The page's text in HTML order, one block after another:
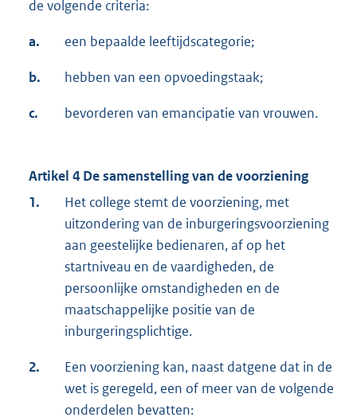
de volgende criteria:
a. een bepaalde leeftijdscategorie;
b. hebben van een opvoedingstaak;
c. bevorderen van emancipatie van vrouwen.
Artikel 4 De samenstelling van de voorziening
1.
Het college stemt de voorziening, met
uitzondering van de inburgeringsvoorziening
aan geestelijke bedienaren, af op het
startniveau en de vaardigheden, de
persoonlijke omstandigheden en de
maatschappelijke positie van de
inburgeringsplichtige.
2.
Een voorziening kan, naast datgene dat in de
wet is geregeld, een of meer van de volgende
onderdelen bevatten: